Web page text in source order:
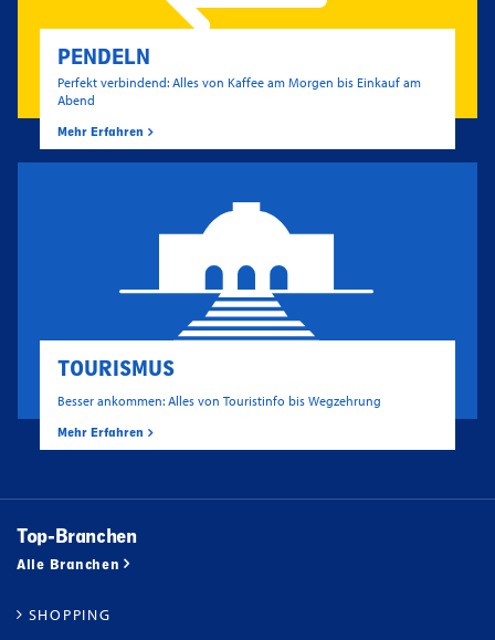
PENDELN
Perfekt verbindend: Alles von Kaffee am Morgen bis Einkauf am
Abend
Mehr Erfahren
TOURISMUS
Besser ankommen: Alles von Touristinfo bis Wegzehrung
Mehr Erfahren
Top-Branchen
Alle Branchen
SHOPPING